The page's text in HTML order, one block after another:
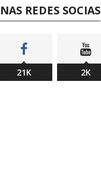
REDES SOCIAS
21K 2K